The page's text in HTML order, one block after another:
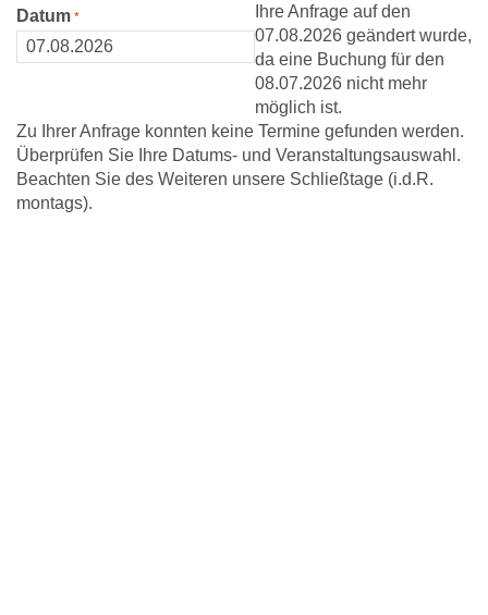
Datum
Ihre Anfrage auf den
07.08.2026 geändert wurde,
da eine Buchung für den
08.07.2026 nicht mehr
möglich ist.
Zu Ihrer Anfrage konnten keine Termine gefunden werden.
Überprüfen Sie Ihre Datums- und Veranstaltungsauswahl.
Beachten Sie des Weiteren unsere Schließtage (i.d.R.
montags).